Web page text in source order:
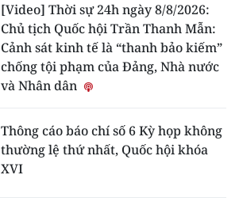
[Video] Thời sự 24h ngày 8/8/2026:
Chủ tịch Quốc hội Trần Thanh Mẫn:
Cảnh sát kinh tế là “thanh bảo kiếm”
chống tội phạm của Đảng, Nhà nước
và Nhân dân
Thông cáo báo chí số 6 Kỳ họp không
thường lệ thứ nhất, Quốc hội khóa
XVI